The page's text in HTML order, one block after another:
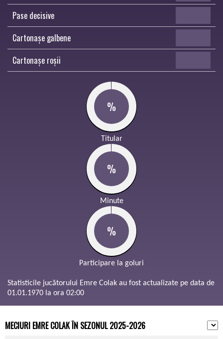
Pase decisive
Cartonașe galbene
Cartonașe roșii
%
Titular
%
Minute
%
Participare la goluri
Statisticile jucătorului Emre Colak au fost actualizate pe data de
01.01.1970 la ora 02:00
MECIURI EMRE COLAK ÎN SEZONUL 2025-2026